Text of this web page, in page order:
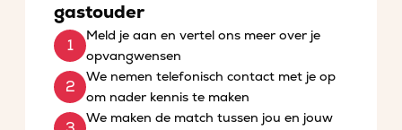
gastouder
Meld je aan en vertel ons meer over je
opvangwensen
We nemen telefonisch contact met je op
om nader kennis te maken
We maken de match tussen jou en jouw